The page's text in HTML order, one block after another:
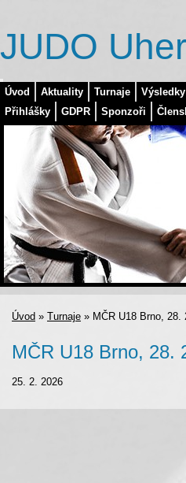
Úvod Aktuality Turnaje Výsledky
Přihlášky
GDPR Sponzoři
JUDO
Úvod » Turnaje » MČR U18 Brno, 28.
MČR U18 Brno, 28.
25. 2. 2026